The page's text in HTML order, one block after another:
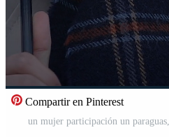
Compartir en Pinterest